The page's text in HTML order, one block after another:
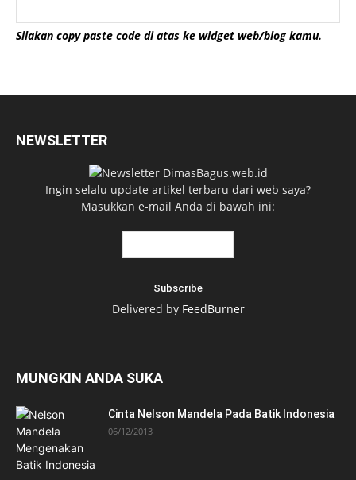
Silakan copy paste code di atas ke widget web/blog kamu.
NEWSLETTER
Ingin selalu update artikel terbaru dari web saya?
Masukkan e-mail Anda di bawah ini:
Delivered by FeedBurner
MUNGKIN ANDA SUKA
Cinta Nelson Mandela Pada Batik Indonesia
06/12/2013